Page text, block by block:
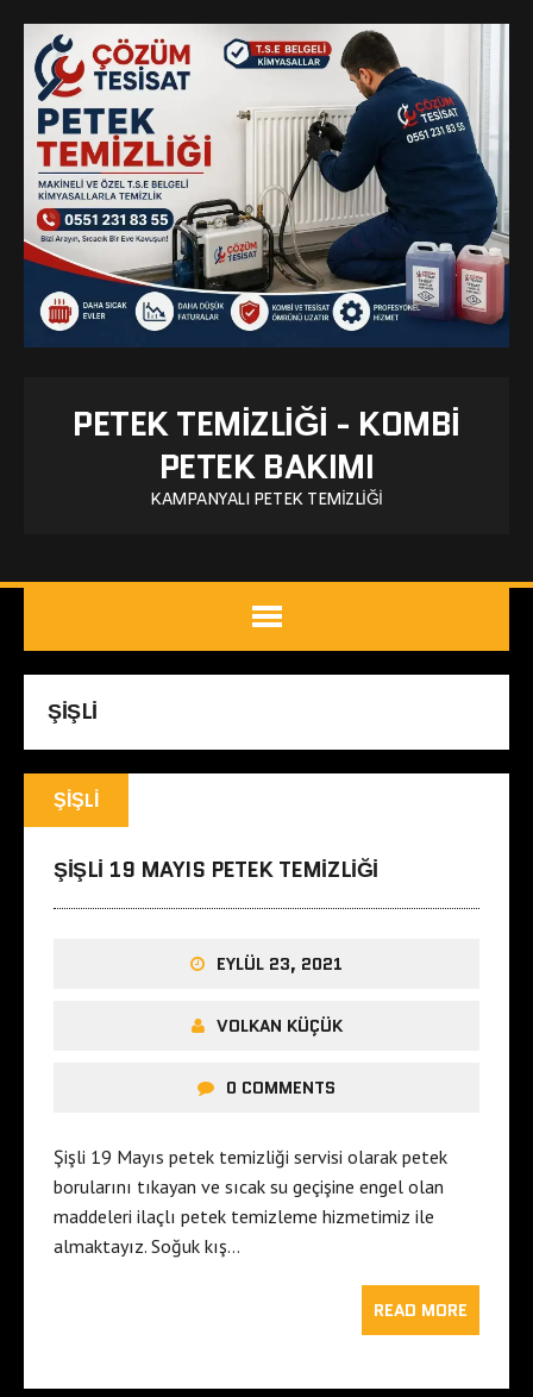
PETEK TEMIZLIĞI - KOMBI
PETEK BAKIMI
KAMPANYALI PETEK TEMIZLIĞI
ŞIŞLI
ŞIŞLI
ŞIŞLI 19 MAYIS PETEK TEMIZLIĞI
EYLÜL 23, 2021
VOLKAN KÜÇÜK
0 COMMENTS
Şişli 19 Mayıs petek temizliği servisi olarak petek
borularını tıkayan ve sıcak su geçişine engel olan
maddeleri ilaçlı petek temizleme hizmetimiz ile
almaktayız. Soğuk kış…
READ MORE